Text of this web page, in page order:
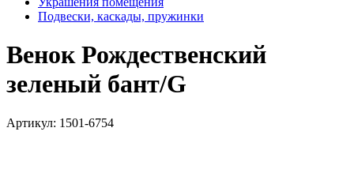
Подвески, каскады, пружинки
Венок Рождественский
зеленый бант/G
Артикул: 1501-6754